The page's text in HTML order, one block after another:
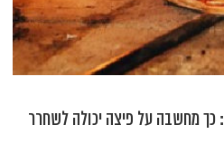
ההרצאה השבועית של TED: כך מחשבה על פיצה יכולה לשחרר